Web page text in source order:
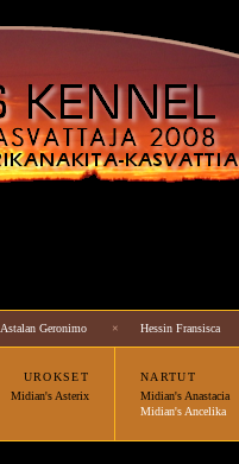
Astalan Geronimo × Hessin Fransisca
UROKSET
Midian's Asterix
NARTUT
Midian's Anastacia
Midian's Ancelika